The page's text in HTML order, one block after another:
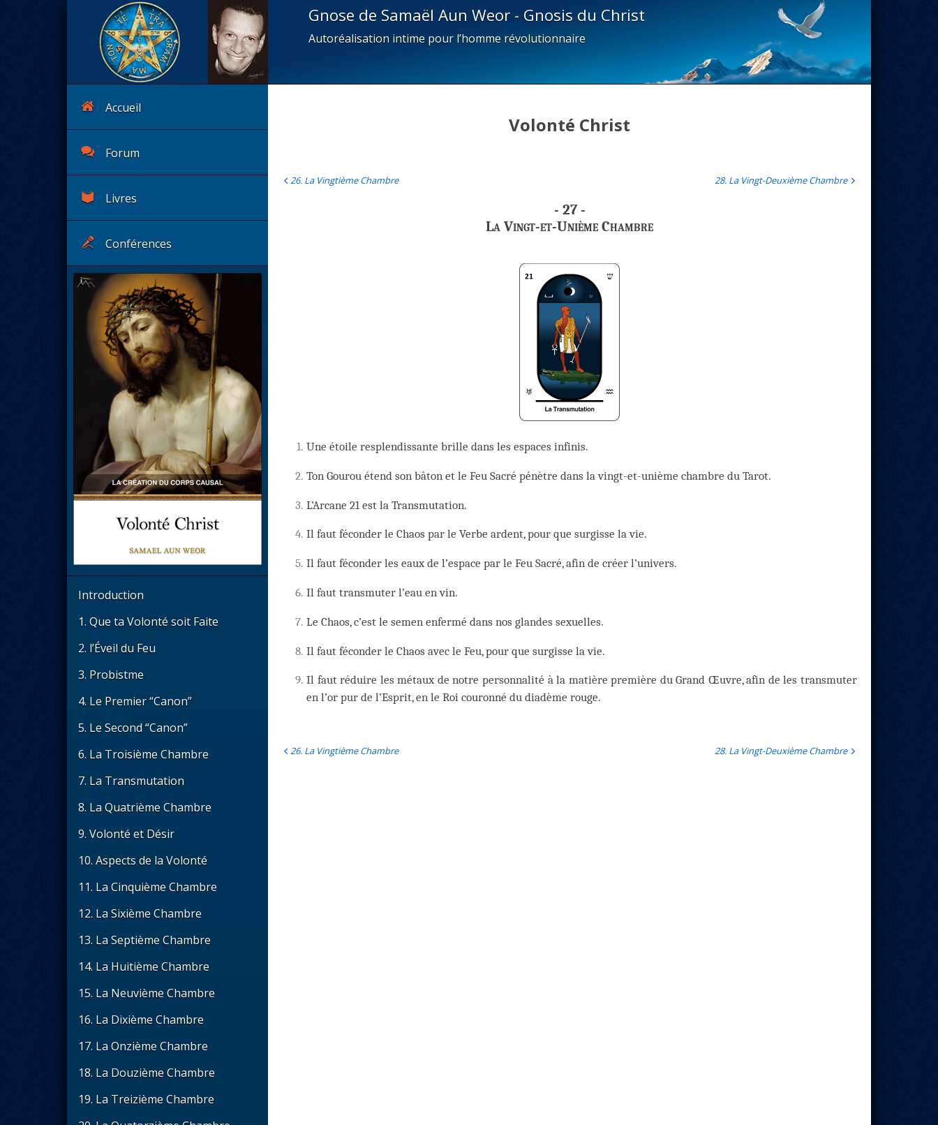
Gnose de Samaël Aun Weor - Gnosis du Christ
Autoréalisation intime pour l’homme révolutionnaire
Accueil
Forum
Livres
Conférences
Introduction
1. Que ta Volonté soit Faite
2. l’Éveil du Feu
3. Probistme
4. Le Premier “Canon”
5. Le Second “Canon”
6. La Troisième Chambre
7. La Transmutation
8. La Quatrième Chambre
9. Volonté et Désir
10. Aspects de la Volonté
11. La Cinquième Chambre
12. La Sixième Chambre
13. La Septième Chambre
14. La Huitième Chambre
15. La Neuvième Chambre
16. La Dixième Chambre
17. La Onzième Chambre
18. La Douzième Chambre
19. La Treizième Chambre
Volonté Christ
26. La Vingtième Chambre 28. La Vingt-Deuxième Chambre
- 27 -
La Vingt-et-Unième Chambre
1.Une étoile resplendissante brille dans les espaces infinis.
2.Ton Gourou étend son bâton et le Feu Sacré pénètre dans la vingt-et-unième chambre du Tarot.
3.L’Arcane 21 est la Transmutation.
4.Il faut féconder le Chaos par le Verbe ardent, pour que surgisse la vie.
5.Il faut féconder les eaux de l’espace par le Feu Sacré, afin de créer l’univers.
6.Il faut transmuter l’eau en vin.
7.Le Chaos, c’est le semen enfermé dans nos glandes sexuelles.
8.Il faut féconder le Chaos avec le Feu, pour que surgisse la vie.
9.Il faut réduire les métaux de notre personnalité à la matière première du Grand Œuvre, afin de les transmuter
en l’or pur de l’Esprit, en le Roi couronné du diadème rouge.
26. La Vingtième Chambre 28. La Vingt-Deuxième Chambre